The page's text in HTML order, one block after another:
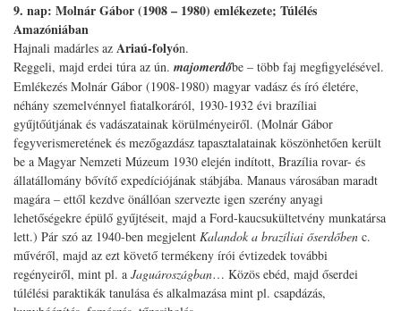
9. nap: Molnár Gábor (1908 – 1980) emlékezete; Túlélés
Amazóniában
Hajnali madárles az Ariaú-folyón.
Reggeli, majd erdei túra az ún. majomerdőbe – több faj megfigyelésével.
Emlékezés Molnár Gábor (1908-1980) magyar vadász és író életére,
néhány szemelvénnyel fiatalkoráról, 1930-1932 évi brazíliai
gyűjtőútjának és vadászatainak körülményeiről. (Molnár Gábor
fegyverismeretének és mezőgazdász tapasztalatainak köszönhetően került
be a Magyar Nemzeti Múzeum 1930 elején indított, Brazília rovar- és
állatállomány bővítő expedíciójának stábjába. Manaus városában maradt
magára – ettől kezdve önállóan szervezte igen szerény anyagi
lehetőségekre épülő gyűjtéseit, majd a Ford-kaucsukültetvény munkatársa
lett.) Pár szó az 1940-ben megjelent Kalandok a brazíliai őserdőben c.
művéről, majd az ezt követő termékeny írói évtizedek további
regényeiről, mint pl. a Jaguároszágban… Közös ebéd, majd őserdei
túlélési paraktikák tanulása és alkalmazása mint pl. csapdázás,